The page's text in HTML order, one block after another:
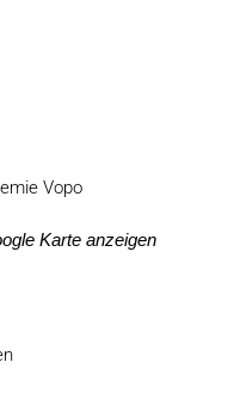
Vopo
Karte anzeigen